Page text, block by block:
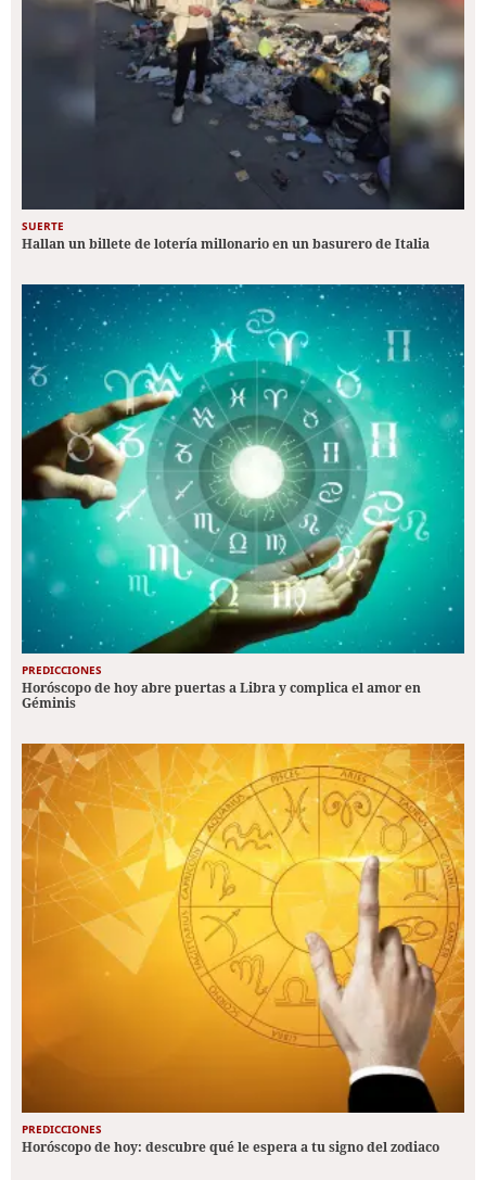
SUERTE
Hallan un billete de lotería millonario en un basurero de Italia
PREDICCIONES
Horóscopo de hoy abre puertas a Libra y complica el amor en
Géminis
PREDICCIONES
Horóscopo de hoy: descubre qué le espera a tu signo del zodiaco